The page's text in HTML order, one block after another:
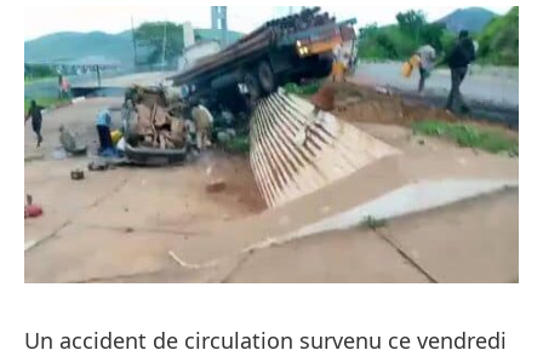
Un accident de circulation survenu ce vendredi